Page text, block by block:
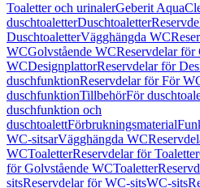
Toaletter och urinalerGeberit
duschtoaletterDuschtoaletter
DuschtoaletterVägghängda WC
WCGolvstående WCReservdelar för
WCDesignplattorReservdelar för
duschfunktionReservdelar för För
duschfunktionTillbehörFör
duschfunktion och
duschtoalettFörbrukningsmaterial
WC-sitsarVägghängda WC
WCToaletterReservdelar för Toaletter
för Golvstående WCToaletter
sitsReservdelar för WC-sitsWC-sits